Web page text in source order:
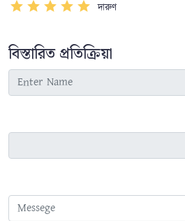
দারুণ
বিস্তারিত প্রতিক্রিয়া